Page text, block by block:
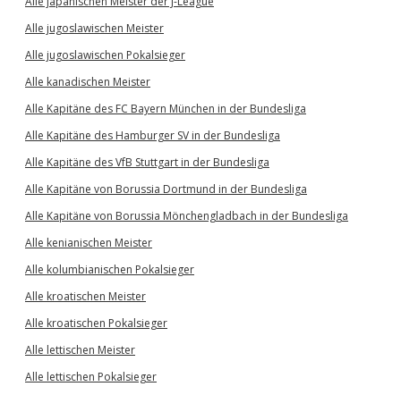
Alle jugoslawischen Meister
Alle jugoslawischen Pokalsieger
Alle kanadischen Meister
Alle Kapitäne des FC Bayern München in der Bundesliga
Alle Kapitäne des Hamburger SV in der Bundesliga
Alle Kapitäne des VfB Stuttgart in der Bundesliga
Alle Kapitäne von Borussia Dortmund in der Bundesliga
Alle Kapitäne von Borussia Mönchengladbach in der Bundesliga
Alle kenianischen Meister
Alle kolumbianischen Pokalsieger
Alle kroatischen Meister
Alle kroatischen Pokalsieger
Alle lettischen Meister
Alle lettischen Pokalsieger